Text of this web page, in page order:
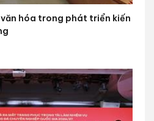
hóa trong phát triển kiến